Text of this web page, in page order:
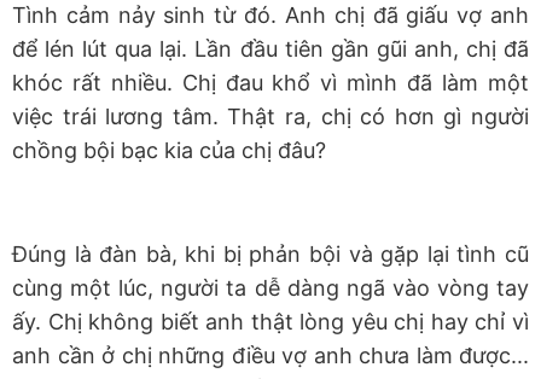
Tình cảm nảy sinh từ đó. Anh chị đã giấu vợ anh
để lén lút qua lại. Lần đầu tiên gần gũi anh, chị đã
khóc rất nhiều. Chị đau khổ vì mình đã làm một
việc trái lương tâm. Thật ra, chị có hơn gì người
chồng bội bạc kia của chị đâu?
Đúng là đàn bà, khi bị phản bội và gặp lại tình cũ
cùng một lúc, người ta dễ dàng ngã vào vòng tay
ấy. Chị không biết anh thật lòng yêu chị hay chỉ vì
anh cần ở chị những điều vợ anh chưa làm được...